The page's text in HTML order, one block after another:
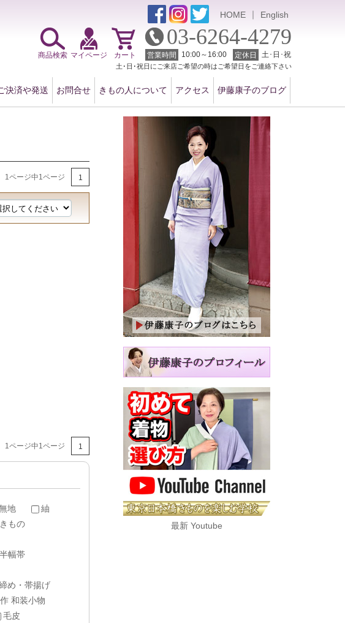
HOME ｜ English
決済や発送 お問合せ きもの人について アクセス 伊藤康子のブログ
商品検索 マイページ カート
03-6264-4279
営業時間 10:00～16:00 定休日 土･日･祝
土･日･祝日にご来店ご希望の時はご希望日をご連絡下さい
1ページ中1ページ 1
1ページ中1ページ 1
地
紬
もの
半幅帯
め・帯揚げ
和装小物
毛皮
最新 Youtube